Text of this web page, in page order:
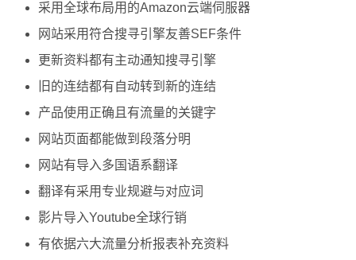
采用全球布局用的Amazon云端伺服器
网站采用符合搜寻引擎友善SEF条件
更新资料都有主动通知搜寻引擎
旧的连结都有自动转到新的连结
产品使用正确且有流量的关键字
网站页面都能做到段落分明
网站有导入多国语系翻译
翻译有采用专业规避与对应词
影片导入Youtube全球行销
有依据六大流量分析报表补充资料